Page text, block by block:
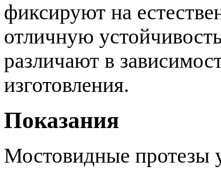
фиксируют на
отличную
различают в
изготовления.
Показания
Мостовидные протезы